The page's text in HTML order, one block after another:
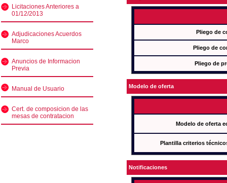
Licitaciones Anteriores a
01/12/2013
Adjudicaciones Acuerdos
Marco
Anuncios de Informacion
Previa
Manual de Usuario
Cert. de composicion de las
mesas de contratacion
Pliego de
Pliego de
Pliego de
Modelo de oferta
Modelo de oferta
Plantilla criterios
Notificaciones